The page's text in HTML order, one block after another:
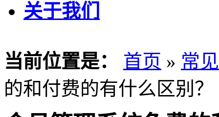
关于我们
当前位置是： 首页 » 常
的和付费的有什么区别？